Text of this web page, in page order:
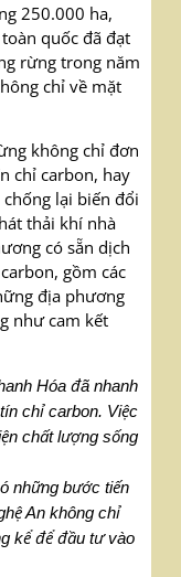
250.000 ha,
quốc đã đạt
rừng trong năm
chỉ về mặt
không chỉ đơn
chỉ carbon, hay
lại biến đổi
thải khí nhà
có sẵn dịch
gồm các
địa phương
như cam kết
Hóa đã nhanh
chỉ carbon. Việc
chất lượng sống
những bước tiến
An không chỉ
kể để đầu tư vào